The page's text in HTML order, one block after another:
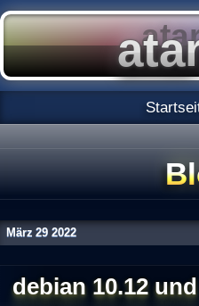
März 29 2022
debian 10.12